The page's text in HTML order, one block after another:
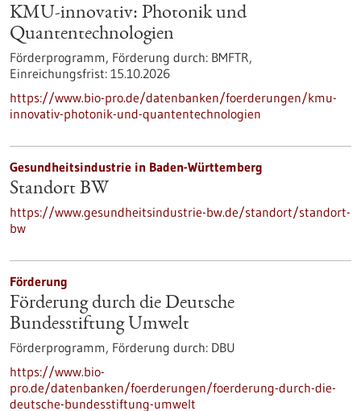
KMU-innovativ: Photonik und
Quantentechnologien
Förderprogramm, Förderung durch: BMFTR,
Einreichungsfrist: 15.10.2026
https://www.bio-pro.de/datenbanken/foerderungen/kmu-
innovativ-photonik-und-quantentechnologien
Gesundheitsindustrie in Baden-Württemberg
Standort BW
https://www.gesundheitsindustrie-bw.de/standort/standort-
bw
Förderung
Förderung durch die Deutsche
Bundesstiftung Umwelt
Förderprogramm, Förderung durch: DBU
https://www.bio-
pro.de/datenbanken/foerderungen/foerderung-durch-die-
deutsche-bundesstiftung-umwelt